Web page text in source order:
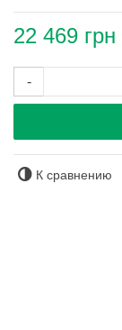
22 469 грн
-
К сравнению